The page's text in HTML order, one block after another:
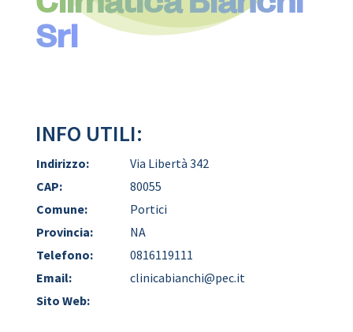
Srl
INFO UTILI:
Indirizzo:
Via Libertà 342
CAP:
80055
Comune:
Portici
Provincia:
NA
Telefono:
0816119111
Email:
clinicabianchi@pec.it
Sito Web: